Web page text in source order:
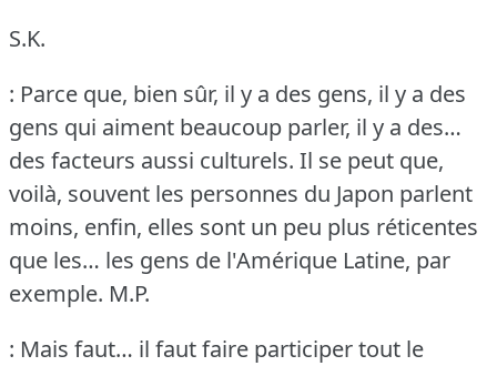
S.K.
: Parce que, bien sûr, il y a des gens, il y a des
gens qui aiment beaucoup parler, il y a des…
des facteurs aussi culturels. Il se peut que,
voilà, souvent les personnes du Japon parlent
moins, enfin, elles sont un peu plus réticentes
que les… les gens de l'Amérique Latine, par
exemple. M.P.
: Mais faut… il faut faire participer tout le